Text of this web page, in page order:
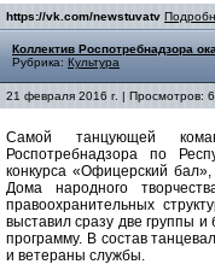
https://vk.com/newstuvatv
Коллектив Роспотребнадзора
Рубрика: Культура
21 февраля 2016 г. | Просмотров:
Самой танцующей
Роспотребнадзора по
конкурса «Офицерский
Дома народного
правоохранительных
выставил сразу две группы
программу. В состав
и ветераны службы.